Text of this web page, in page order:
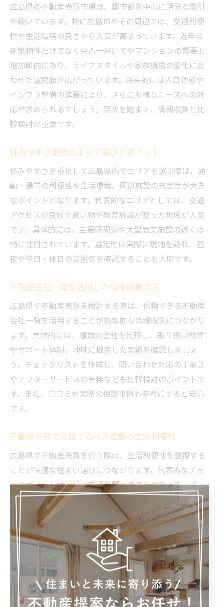
広島県の不動産売買市場は、都市部を中心に活発な取引
が続いています。特に広島市やその周辺では、交通利便
性や生活環境の良さから人気が高まっています。近年は
新築物件だけでなく中古一戸建てやマンションの需要も
増加傾向にあり、ライフスタイルや家族構成の変化に合
わせた選択肢が広がっています。将来的には人口動態や
インフラ整備の進展により、さらに多様なニーズへの対
応が求められるでしょう。現状を踏まえ、情報収集と比
較検討が重要です。
住みやすさ重視のエリア選びとポイント
住みやすさを重視して広島県内でエリアを選ぶ際は、通
勤・通学の利便性や生活環境、周辺施設の充実度が大き
なポイントとなります。代表的なエリアとしては、交通
アクセスが良好で買い物や教育施設が整った地域が人気
です。具体的には、主要駅周辺や大型商業施設の近くは
特に注目されています。選定時は実際に現地を訪れ、昼
夜や平日・休日の雰囲気を確認することも大切です。
不動産会社一覧を活用した情報収集方法
広島県で不動産売買を検討する際は、信頼できる不動産
会社一覧を活用することが効率的な情報収集につながり
ます。具体的には、複数の会社を比較し、取り扱い物件
やサポート体制、地域に根差した実績を確認しましょ
う。チェックリストを作成し、問い合わせ対応の丁寧さ
やアフターサービスの有無なども比較検討のポイントで
す。また、口コミや実際の相談事例も参考にすると安心
です。
不動産売買で注目するべき広島の生活利便性
広島県で不動産売買を行う際は、生活利便性を重視する
ことが快適な住まい選びにつながります。代表的なチェ
ックポイントは、公共交通機関へのアクセス、スーパー
や医療機関の近さ、教育施設の充実度などです。具体的
には、駅から徒歩圏内やバス便の多いエリアが人気で
す。さらに、将来的な資産価値も見据えて、周辺開発や
地域の発展性も確認することが重要です。
中古一戸建て購入時の注意点をチェック
中古一戸建てを購入する際は、建物の状態やリフォーム
履歴、耐震性などをしっかり確認することが大切です。